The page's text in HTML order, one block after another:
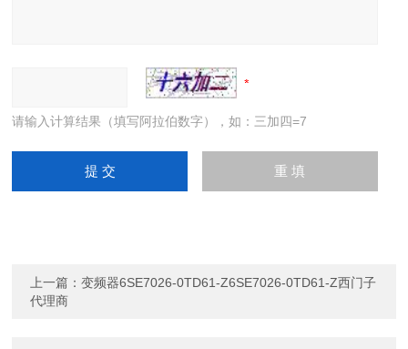
请输入计算结果（填写阿拉伯数字），如：三加四=7
上一篇：变频器6SE7026-0TD61-Z6SE7026-0TD61-Z西门子
代理商